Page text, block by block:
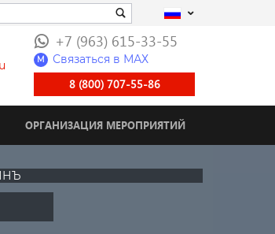
+7 (963) 615-33-55
M Связаться в МАХ
8 (800) 707-55-86
ОРГАНИЗАЦИЯ МЕРОПРИЯТИЙ